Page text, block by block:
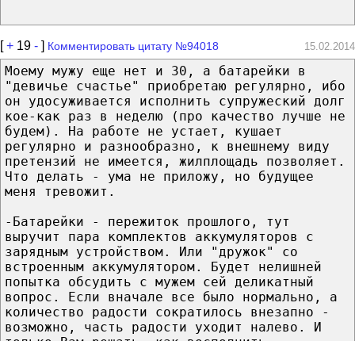
[+ 19 - ] Комментировать цитату №94018 15.02.2014
Моему мужу еще нет и 30, а батарейки в
"девичье счастье" приобретаю регулярно, ибо
он удосуживается исполнить супружеский долг
кое-как раз в неделю (про качество лучше не
будем). На работе не устает, кушает
регулярно и разнообразно, к внешнему виду
претензий не имеется, жилплощадь позволяет.
Что делать - ума не приложу, но будущее
меня тревожит.
-Батарейки - пережиток прошлого, тут
выручит пара комплектов аккумуляторов с
зарядным устройством. Или "дружок" со
встроенным аккумулятором. Будет нелишней
попытка обсудить с мужем сей деликатный
вопрос. Если вначале все было нормально, а
количество радости сократилось внезапно -
возможно, часть радости уходит налево. И